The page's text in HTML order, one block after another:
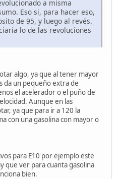
a misma
Eso si, para hacer eso,
de 95, y luego al revés.
lo de las revoluciones
algo, ya que al tener mayor
da un pequeño extra de
el acelerador o el puño de
Aunque en las
ya que para ir a 120 la
con una gasolina con mayor o
para E10 por ejemplo este
que ver para cuanta gasolina
bien.